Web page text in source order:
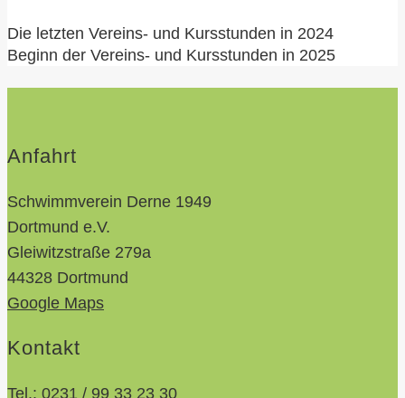
Die letzten Vereins- und Kursstunden in 2024
Beginn der Vereins- und Kursstunden in 2025
Anfahrt
Schwimmverein Derne 1949
Dortmund e.V.
Gleiwitzstraße 279a
44328 Dortmund
Google Maps
Kontakt
Tel.: 0231 / 99 33 23 30